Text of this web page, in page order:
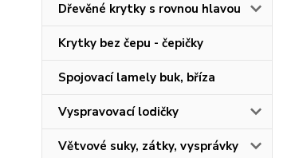
Dřevěné krytky s rovnou hlavou
Krytky bez čepu - čepičky
Spojovací lamely buk, bříza
Vyspravovací lodičky
Větvové suky, zátky, vysprávky